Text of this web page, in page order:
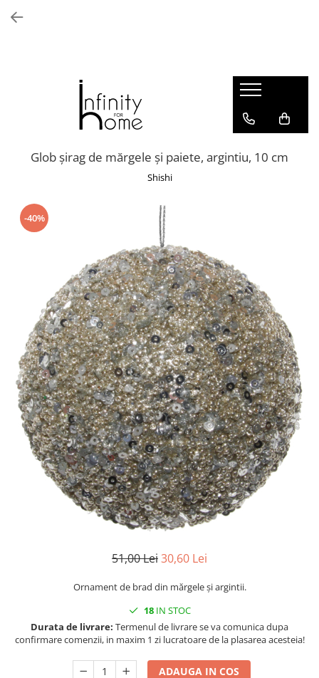
Biblioteci și rafturi
Masute auxiliare
Comode living
Taburete și pufi
Masute de cafea
Mobila dormitor
Comode dormitor
Covoare dormitor
Console dormitor
Fotolii dormitor
Noptiere
Mobila dining
Console extensibile
Scaune
Covoare dining
Mese
Mese HORECA
Scaune de bar / insula
Scaune exterior
Console hol
Decoratiuni interioare
Glob șirag de mărgele și paiete, argintiu, 10 cm
Shishi
-40%
51,00 Lei30,60 Lei
Ornament de brad din mărgele și argintii.
18IN STOC
Durata de livrare: Termenul de livrare se va comunica dupa
confirmare comenzii, in maxim 1 zi lucratoare de la plasarea acesteia!
ADAUGA IN COS